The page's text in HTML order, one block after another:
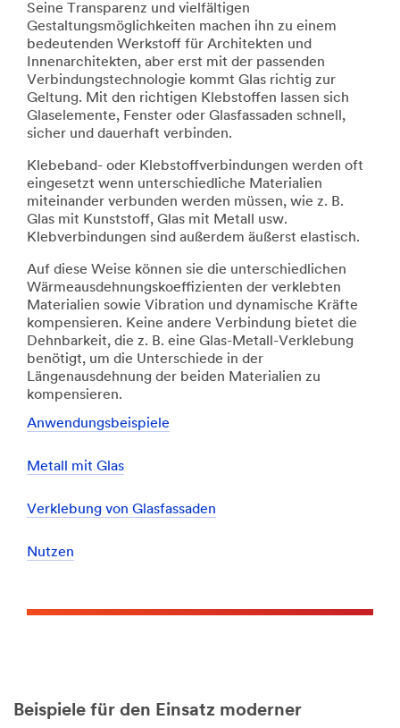
Seine Transparenz und vielfältigen
Gestaltungsmöglichkeiten machen ihn zu einem
bedeutenden Werkstoff für Architekten und
Innenarchitekten, aber erst mit der passenden
Verbindungstechnologie kommt Glas richtig zur
Geltung. Mit den richtigen Klebstoffen lassen sich
Glaselemente, Fenster oder Glasfassaden schnell,
sicher und dauerhaft verbinden.
Klebeband- oder Klebstoffverbindungen werden oft
eingesetzt wenn unterschiedliche Materialien
miteinander verbunden werden müssen, wie z. B.
Glas mit Kunststoff, Glas mit Metall usw.
Klebverbindungen sind außerdem äußerst elastisch.
Auf diese Weise können sie die unterschiedlichen
Wärmeausdehnungskoeffizienten der verklebten
Materialien sowie Vibration und dynamische Kräfte
kompensieren. Keine andere Verbindung bietet die
Dehnbarkeit, die z. B. eine Glas-Metall-Verklebung
benötigt, um die Unterschiede in der
Längenausdehnung der beiden Materialien zu
kompensieren.
Anwendungsbeispiele
Metall mit Glas
Verklebung von Glasfassaden
Nutzen
Beispiele für den Einsatz moderner